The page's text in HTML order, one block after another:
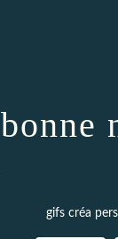
bonne
gifs créa